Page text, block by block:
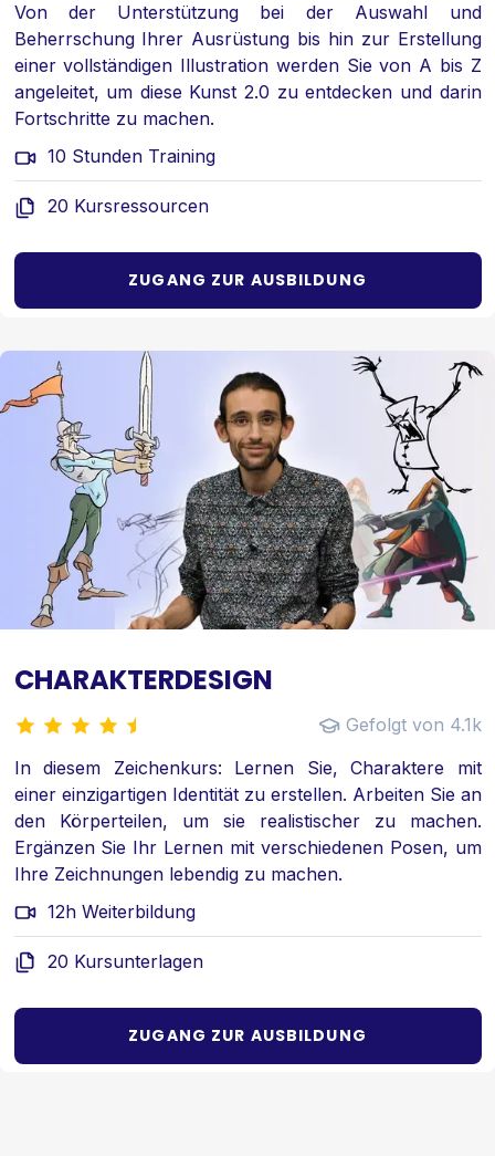
Von der Unterstützung bei der Auswahl und
Beherrschung Ihrer Ausrüstung bis hin zur Erstellung
einer vollständigen Illustration werden Sie von A bis Z
angeleitet, um diese Kunst 2.0 zu entdecken und darin
Fortschritte zu machen.
10 Stunden Training
20 Kursressourcen
ZUGANG ZUR AUSBILDUNG
CHARAKTERDESIGN
Gefolgt von 4.1k
In diesem Zeichenkurs: Lernen Sie, Charaktere mit
einer einzigartigen Identität zu erstellen. Arbeiten Sie an
den Körperteilen, um sie realistischer zu machen.
Ergänzen Sie Ihr Lernen mit verschiedenen Posen, um
Ihre Zeichnungen lebendig zu machen.
12h Weiterbildung
20 Kursunterlagen
ZUGANG ZUR AUSBILDUNG